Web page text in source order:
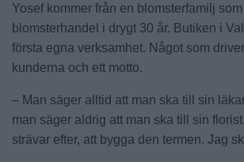
Yosef kommer från en blomsterfamilj
blomsterhandel i drygt 30 år. Butiken i
första egna verksamhet. Något som
kunderna och ett motto.
– Man säger alltid att man ska till sin
man säger aldrig att man ska till sin
strävar efter, att bygga den termen. Jag